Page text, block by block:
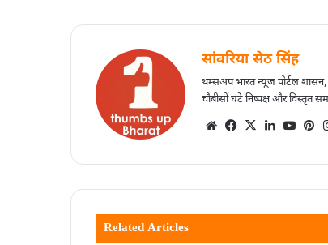
सांवरिया सेठ सिंह
थम्सअप भारत न्यूज पोर्टल
चौबीसों घंटे निष्पक्ष और विस्तृत
Related Articles